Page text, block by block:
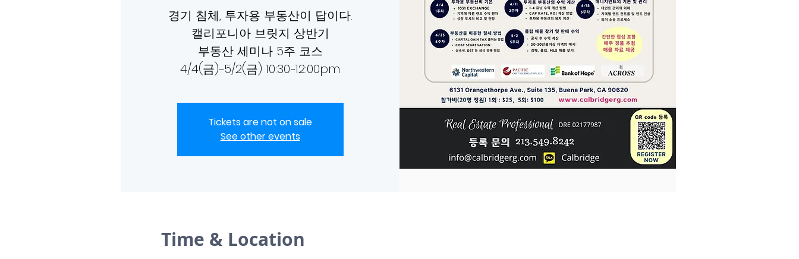
경기 침체, 투자용 부동산이 답이다.
캘리포니아 브릿지 상반기
부동산 세미나 5주 코스
4/4(금)~5/2(금) 10:30~12:00pm
Tickets are not on sale
See other events
Time & Location